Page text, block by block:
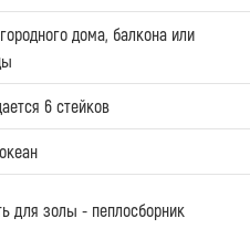
дома, балкона или
6 стейков
для золы - пеплосборник